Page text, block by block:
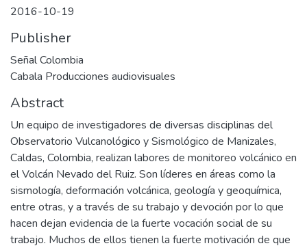
2016-10-19
Publisher
Señal Colombia
Cabala Producciones audiovisuales
Abstract
Un equipo de investigadores de diversas disciplinas del
Observatorio Vulcanológico y Sismológico de Manizales,
Caldas, Colombia, realizan labores de monitoreo volcánico en
el Volcán Nevado del Ruiz. Son líderes en áreas como la
sismología, deformación volcánica, geología y geoquímica,
entre otras, y a través de su trabajo y devoción por lo que
hacen dejan evidencia de la fuerte vocación social de su
trabajo. Muchos de ellos tienen la fuerte motivación de que